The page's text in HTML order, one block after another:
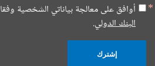
أوافق على معالجة بياناتي الشخصية وفقا
البنك الدولي.
إشترك